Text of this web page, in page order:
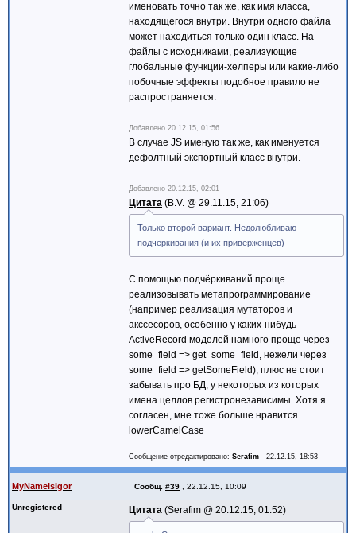
именовать точно так же, как имя класса,
находящегося внутри. Внутри одного файла
может находиться только один класс. На
файлы с исходниками, реализующие
глобальные функции-хелперы или какие-либо
побочные эффекты подобное правило не
распространяется.
Добавлено 20.12.15, 01:56
В случае JS именую так же, как именуется
дефолтный экспортный класс внутри.
Добавлено 20.12.15, 02:01
Цитата B.V. @ 29.11.15, 21:06
Только второй вариант. Недолюбливаю
подчеркивания (и их приверженцев)
С помощью подчёркиваний проще
реализовывать метапрограммирование
(например реализация мутаторов и
акссесоров, особенно у каких-нибудь
ActiveRecord моделей намного проще через
some_field => get_some_field, нежели через
some_field => getSomeField), плюс не стоит
забывать про БД, у некоторых из которых
имена целлов регистронезависимы. Хотя я
согласен, мне тоже больше нравится
lowerCamelCase
Сообщение отредактировано: Serafim - 22.12.15, 18:53
MyNameIsIgor Сообщ. #39 22.12.15, 10:09
Unregistered Цитата Serafim @ 20.12.15, 01:52